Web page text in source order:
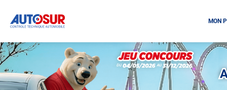
MON
Opération
spéciale
Mai
-